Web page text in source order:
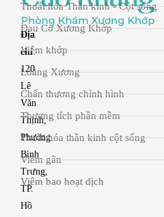
Địa
chỉ:
120
Lê
Văn
Thịnh,
Phường
Bình
Trưng,
TP.
Hồ
Thoái hóa Thần kinh - Cột sống
Đau Cơ Xương Khớp
Viêm khớp
Loãng Xương
Chấn thương chỉnh hình
Thương tích phần mềm
Thoái hóa thần kinh cột sống
Viêm gân
Viêm bao hoạt dịch